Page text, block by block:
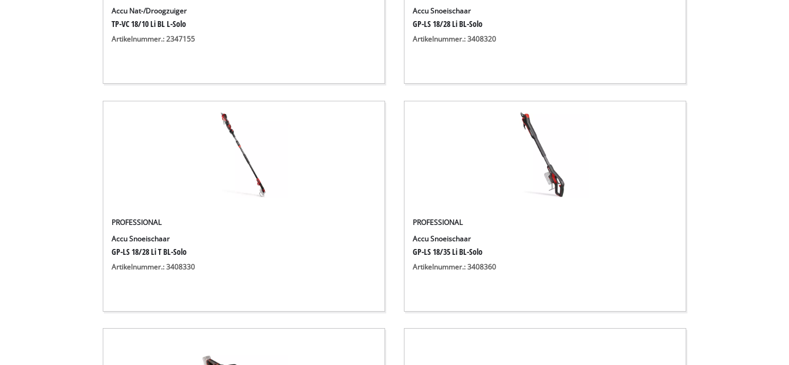
Accu Nat-/Droogzuiger
TP-VC 18/10 Li BL L-Solo
Artikelnummer.: 2347155
Accu Snoeischaar
GP-LS 18/28 Li BL-Solo
Artikelnummer.: 3408320
PROFESSIONAL
Accu Snoeischaar
GP-LS 18/28 Li T BL-Solo
Artikelnummer.: 3408330
PROFESSIONAL
Accu Snoeischaar
GP-LS 18/35 Li BL-Solo
Artikelnummer.: 3408360